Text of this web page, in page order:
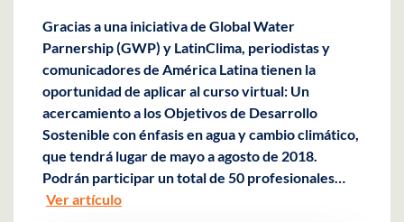
Gracias a una iniciativa de Global Water
Parnership (GWP) y LatinClima, periodistas y
comunicadores de América Latina tienen la
oportunidad de aplicar al curso virtual: Un
acercamiento a los Objetivos de Desarrollo
Sostenible con énfasis en agua y cambio climático,
que tendrá lugar de mayo a agosto de 2018.
Podrán participar un total de 50 profesionales…
Ver artículo